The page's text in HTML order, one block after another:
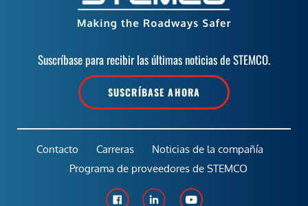
Suscríbase para recibir las últimas noticias de STEMCO.
SUSCRÍBASE AHORA
Contacto Carreras
Noticias de la compañía
Programa de proveedores de STEMCO